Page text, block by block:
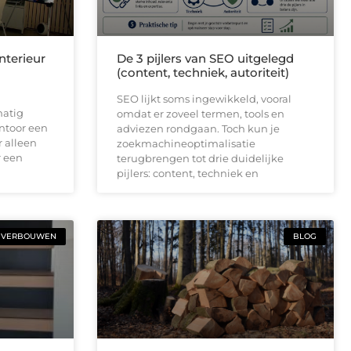
een
alleen
een
De 3 pijlers van SEO uitgelegd
(content, techniek, autoriteit)
SEO lijkt soms ingewikkeld, vooral
omdat er zoveel termen, tools en
adviezen rondgaan. Toch kun je
zoekmachineoptimalisatie
terugbrengen tot drie duidelijke
pijlers: content, techniek en
VERBOUWEN BLOG